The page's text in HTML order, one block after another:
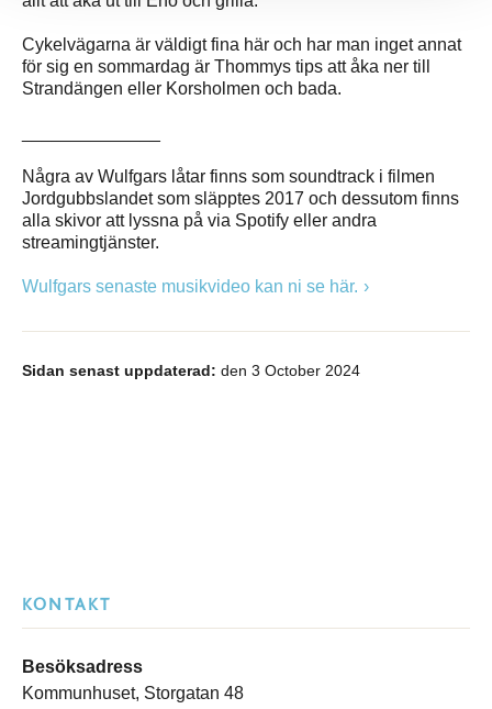
Cykelvägarna är väldigt fina här och har man inget annat
för sig en sommardag är Thommys tips att åka ner till
Strandängen eller Korsholmen och bada.
Några av Wulfgars låtar finns som soundtrack i filmen
Jordgubbslandet som släpptes 2017 och dessutom finns
alla skivor att lyssna på via Spotify eller andra
streamingtjänster.
Wulfgars senaste musikvideo kan ni se här.
Sidan senast uppdaterad: den 3 October 2024
KONTAKT
Besöksadress
Kommunhuset, Storgatan 48